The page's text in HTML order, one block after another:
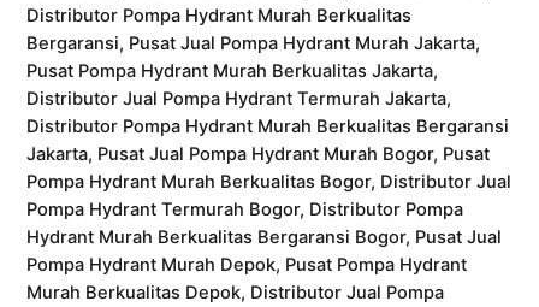
Distributor Pompa Hydrant Murah Berkualitas
Bergaransi, Pusat Jual Pompa Hydrant Murah Jakarta,
Pusat Pompa Hydrant Murah Berkualitas Jakarta,
Distributor Jual Pompa Hydrant Termurah Jakarta,
Distributor Pompa Hydrant Murah Berkualitas Bergaransi
Jakarta, Pusat Jual Pompa Hydrant Murah Bogor, Pusat
Pompa Hydrant Murah Berkualitas Bogor, Distributor Jual
Pompa Hydrant Termurah Bogor, Distributor Pompa
Hydrant Murah Berkualitas Bergaransi Bogor, Pusat Jual
Pompa Hydrant Murah Depok, Pusat Pompa Hydrant
Murah Berkualitas Depok, Distributor Jual Pompa